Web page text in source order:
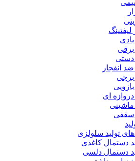
لیفتینگ
دستی
انفجار
برجی
ای
سقفی
تولید سلولزی
دستمال کاغذی
دستمال دلسی